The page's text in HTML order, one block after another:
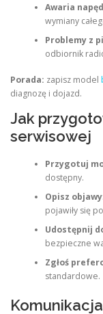
Awaria
wymiany
Problemy z
odbiornik
Porada: zapisz model
diagnozę i dojazd.
Jak
serwisowej
Przygotuj
dostępny.
Opisz objawy
pojawiły się
Udostępnij
bezpieczne
Zgłoś
standardowe.